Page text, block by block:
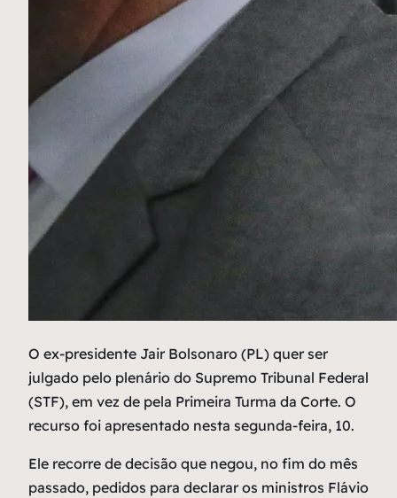
O ex-presidente Jair Bolsonaro (PL) quer ser
julgado pelo plenário do Supremo Tribunal Federal
(STF), em vez de pela Primeira Turma da Corte. O
recurso foi apresentado nesta segunda-feira, 10.
Ele recorre de decisão que negou, no fim do mês
passado, pedidos para declarar os ministros Flávio